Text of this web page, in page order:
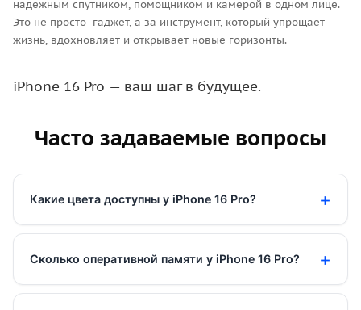
надежным спутником, помощником и камерой в одном лице.
Это не просто гаджет, а за инструмент, который упрощает
жизнь, вдохновляет и открывает новые горизонты.
iPhone 16 Pro — ваш шаг в будущее.
Часто задаваемые вопросы
Какие цвета доступны у iPhone 16 Pro?
Сколько оперативной памяти у iPhone 16 Pro?